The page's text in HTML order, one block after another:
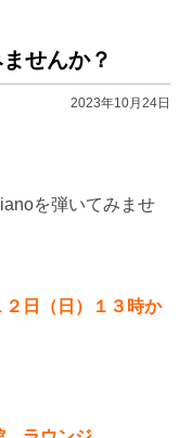
せんか？
2023年10月24日
を弾いてみませ
２日（日）１３時か